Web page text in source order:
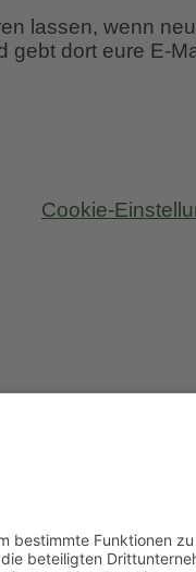
lassen, wenn
gebt dort eure E-
Cookie-